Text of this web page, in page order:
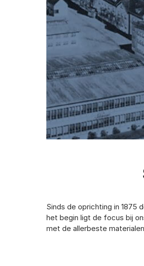
Sinds de oprichting in 1875
het begin ligt de focus bij
met de allerbeste